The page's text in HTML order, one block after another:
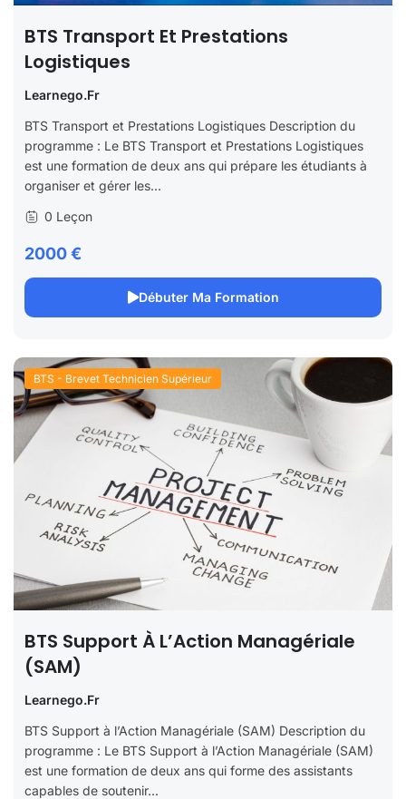
BTS Transport Et Prestations
Logistiques
Learnego.fr
BTS Transport et Prestations Logistiques Description du
programme : Le BTS Transport et Prestations Logistiques
est une formation de deux ans qui prépare les étudiants à
organiser et gérer les...
0 Leçon
2000 €
Débuter Ma Formation
BTS - Brevet Technicien Supérieur
BTS Support À L’Action Managériale
(SAM)
Learnego.fr
BTS Support à l’Action Managériale (SAM) Description du
programme : Le BTS Support à l’Action Managériale (SAM)
est une formation de deux ans qui forme des assistants
capables de soutenir...